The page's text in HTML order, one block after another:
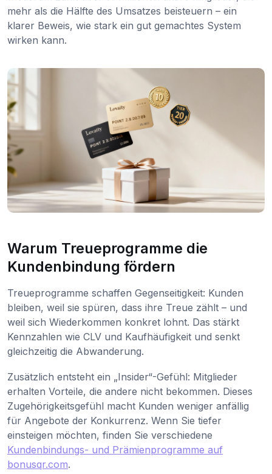
mehr als die Hälfte des Umsatzes beisteuern – ein
klarer Beweis, wie stark ein gut gemachtes System
wirken kann.
Warum Treueprogramme die
Kundenbindung fördern
Treueprogramme schaffen Gegenseitigkeit: Kunden
bleiben, weil sie spüren, dass ihre Treue zählt – und
weil sich Wiederkommen konkret lohnt. Das stärkt
Kennzahlen wie CLV und Kaufhäufigkeit und senkt
gleichzeitig die Abwanderung.
Zusätzlich entsteht ein „Insider“-Gefühl: Mitglieder
erhalten Vorteile, die andere nicht bekommen. Dieses
Zugehörigkeitsgefühl macht Kunden weniger anfällig
für Angebote der Konkurrenz. Wenn Sie tiefer
einsteigen möchten, finden Sie verschiedene
Kundenbindungs- und Prämienprogramme auf
bonusqr.com.